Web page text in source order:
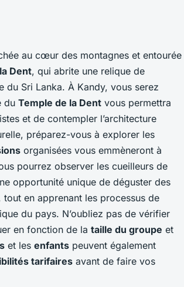
au cœur des montagnes et entourée
Dent, qui abrite une relique de
du Sri Lanka. À Kandy, vous serez
du Temple de la Dent vous permettra
et de contempler l’architecture
préparez-vous à explorer les
organisées vous emmèneront à
pourrez observer les cueilleurs de
opportunité unique de déguster des
en apprenant les processus de
du pays. N’oubliez pas de vérifier
en fonction de la taille du groupe et
et les enfants peuvent également
tarifaires avant de faire vos